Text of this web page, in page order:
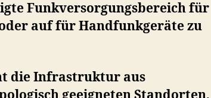
Funkversorgungsbereich für
auf für Handfunkgeräte zu
die Infrastruktur aus